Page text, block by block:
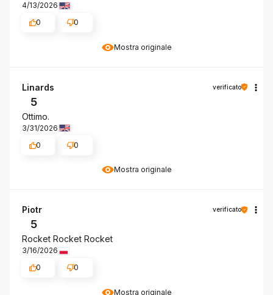
Mostra originale
4/13/2026
0
0
Mostra originale
Linards verificato
5
Ottimo.
3/31/2026
0
0
Mostra originale
Piotr verificato
5
Rocket Rocket Rocket
3/16/2026
0
0